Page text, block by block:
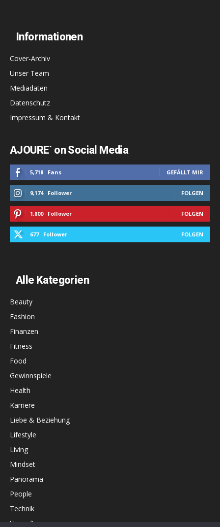
Informationen
Cover-Archiv
Unser Team
Mediadaten
Datenschutz
Impressum & Kontakt
AJOURE´ on Social Media
5,718 Fans GEFÄLLT MIR
9,174 Follower FOLGEN
1,800 Follower FOLGEN
677 Follower FOLGEN
Alle Kategorien
Beauty
Fashion
Finanzen
Fitness
Food
Gewinnspiele
Health
Karriere
Liebe & Beziehung
Lifestyle
Living
Mindset
Panorama
People
Technik
Umwelt